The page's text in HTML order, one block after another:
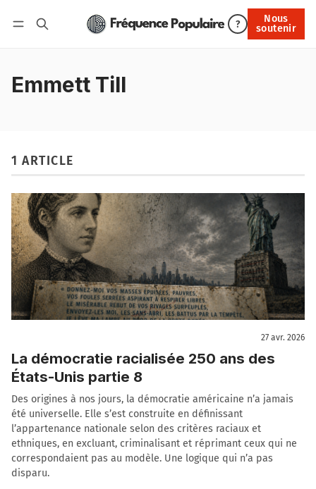
?
Nous
soutenir
Nous soutenir
Emmett Till
1 ARTICLE
27 avr. 2026
La démocratie racialisée 250 ans des
États-Unis partie 8
Des origines à nos jours, la démocratie américaine n’a jamais
été universelle. Elle s’est construite en définissant
l’appartenance nationale selon des critères raciaux et
ethniques, en excluant, criminalisant et réprimant ceux qui ne
correspondaient pas au modèle. Une logique qui n’a pas
disparu.